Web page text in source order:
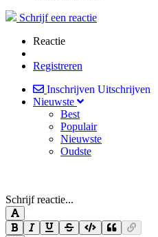
Schrijf een reactie
Reactie
Registreren
Inschrijven Uitschrijven
Nieuwste
Best
Populair
Nieuwste
Oudste
Schrijf reactie...